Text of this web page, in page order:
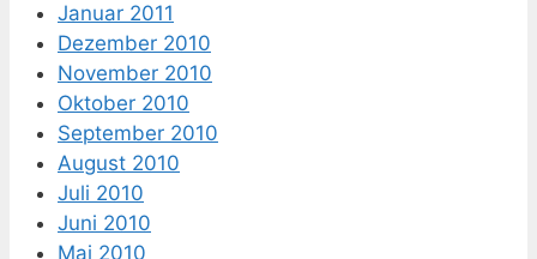
Januar 2011
Dezember 2010
November 2010
Oktober 2010
September 2010
August 2010
Juli 2010
Juni 2010
Mai 2010